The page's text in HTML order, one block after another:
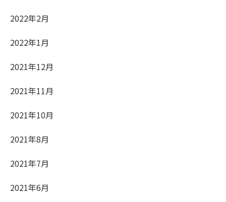
2022年2月
2022年1月
2021年12月
2021年11月
2021年10月
2021年8月
2021年7月
2021年6月